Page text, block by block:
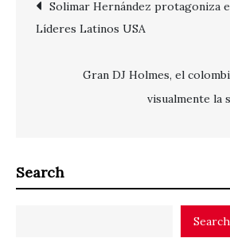
Solimar Hernández protagoniza
Líderes Latinos USA
Gran DJ Holmes, el
visualmente la
Search
Search